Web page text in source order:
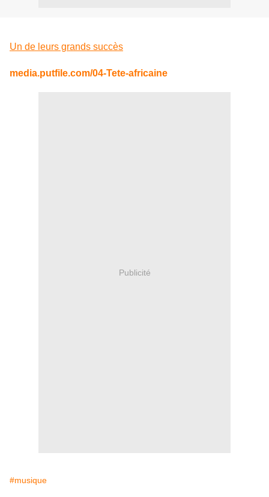
Un de leurs grands succès
media.putfile.com/04-Tete-africaine
Publicité
#musique